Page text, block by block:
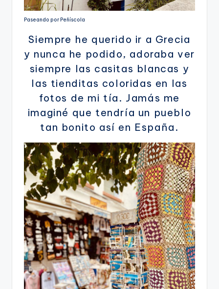
Paseando por Peñíscola
Siempre he querido ir a Grecia
y nunca he podido, adoraba ver
siempre las casitas blancas y
las tienditas coloridas en las
fotos de mi tía. Jamás me
imaginé que tendría un pueblo
tan bonito así en España.